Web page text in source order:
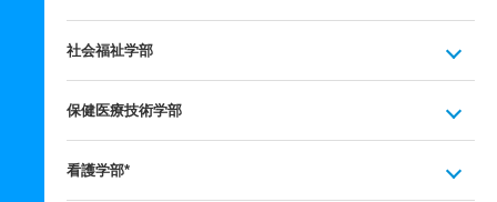
社会福祉学部
保健医療技術学部
看護学部*